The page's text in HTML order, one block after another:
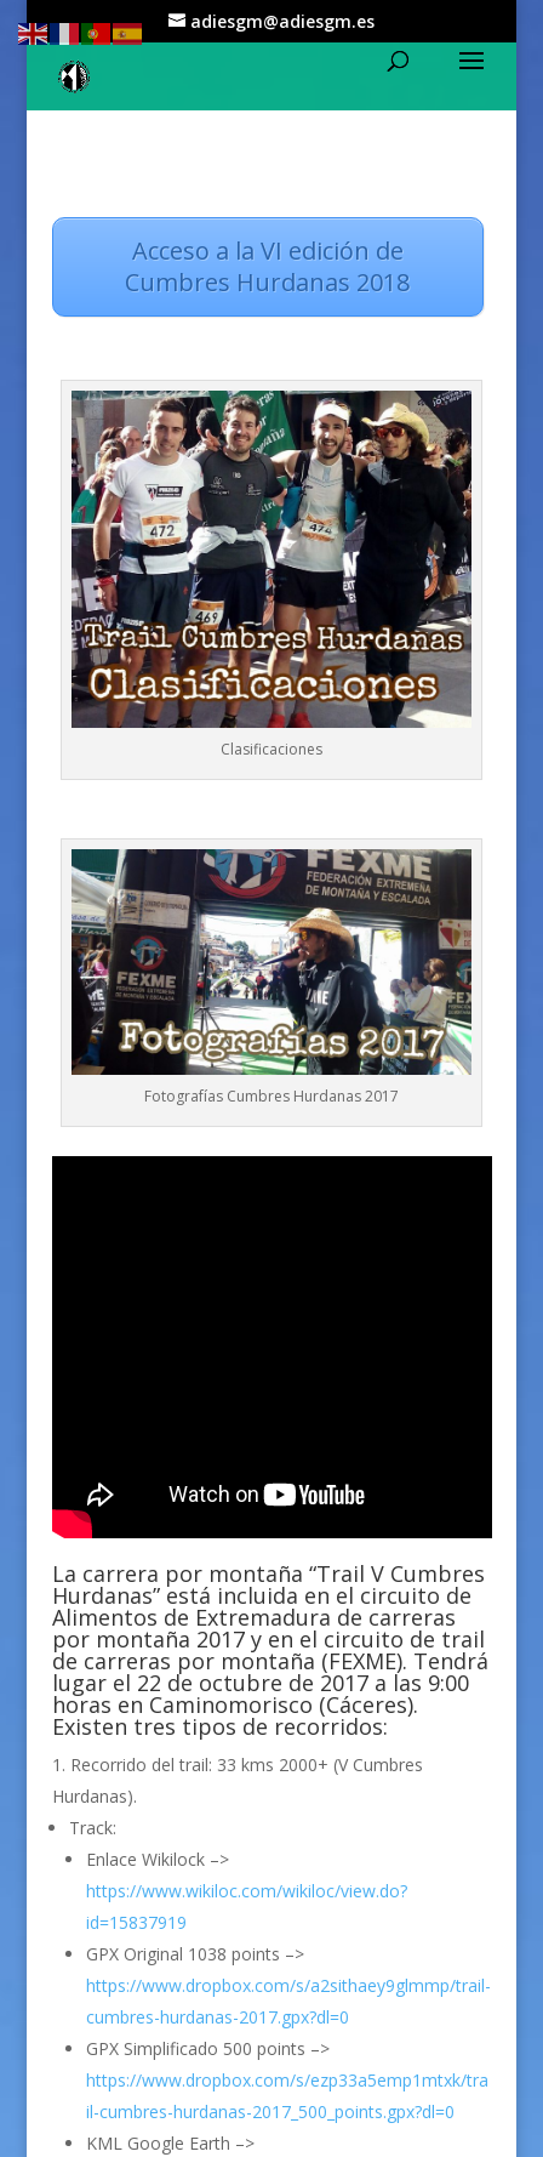
adiesgm@adiesgm.es
Acceso a la VI edición de
Cumbres Hurdanas 2018
Clasificaciones
Fotografías Cumbres Hurdanas 2017
La carrera por montaña “Trail V Cumbres
Hurdanas” está incluida en el circuito de
Alimentos de Extremadura de carreras
por montaña 2017 y en el circuito de trail
de carreras por montaña (FEXME). Tendrá
lugar el 22 de octubre de 2017 a las 9:00
horas en Caminomorisco (Cáceres).
Existen tres tipos de recorridos:
Recorrido del trail: 33 kms 2000+ (V Cumbres
Hurdanas).
Track:
Enlace Wikilock –>
https://www.wikiloc.com/wikiloc/view.do?
id=15837919
GPX Original 1038 points –>
https://www.dropbox.com/s/a2sithaey9glmmp/trail-
cumbres-hurdanas-2017.gpx?dl=0
GPX Simplificado 500 points –>
https://www.dropbox.com/s/ezp33a5emp1mtxk/tra
il-cumbres-hurdanas-2017_500_points.gpx?dl=0
KML Google Earth –>